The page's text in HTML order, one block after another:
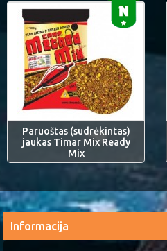
Paruoštas (sudrėkintas)
jaukas Timar Mix Ready
Mix
Informacija